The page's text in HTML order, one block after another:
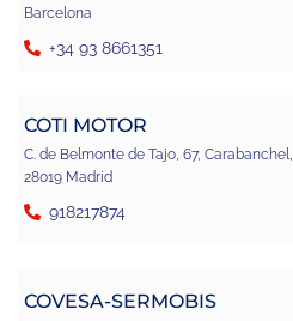
Barcelona
+34 93 8661351
COTI MOTOR
C. de Belmonte de Tajo, 67, Carabanchel,
28019 Madrid
918217874
COVESA-SERMOBIS